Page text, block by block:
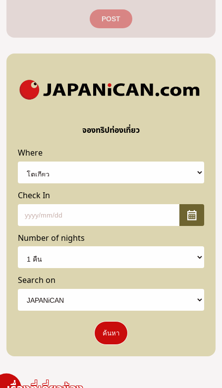
POST
จองทริปท่องเที่ยว
Where
Check In
Number of nights
Search on
ค้นหา